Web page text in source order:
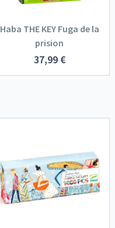
Haba THE KEY Fuga de la
prision
37,99 €